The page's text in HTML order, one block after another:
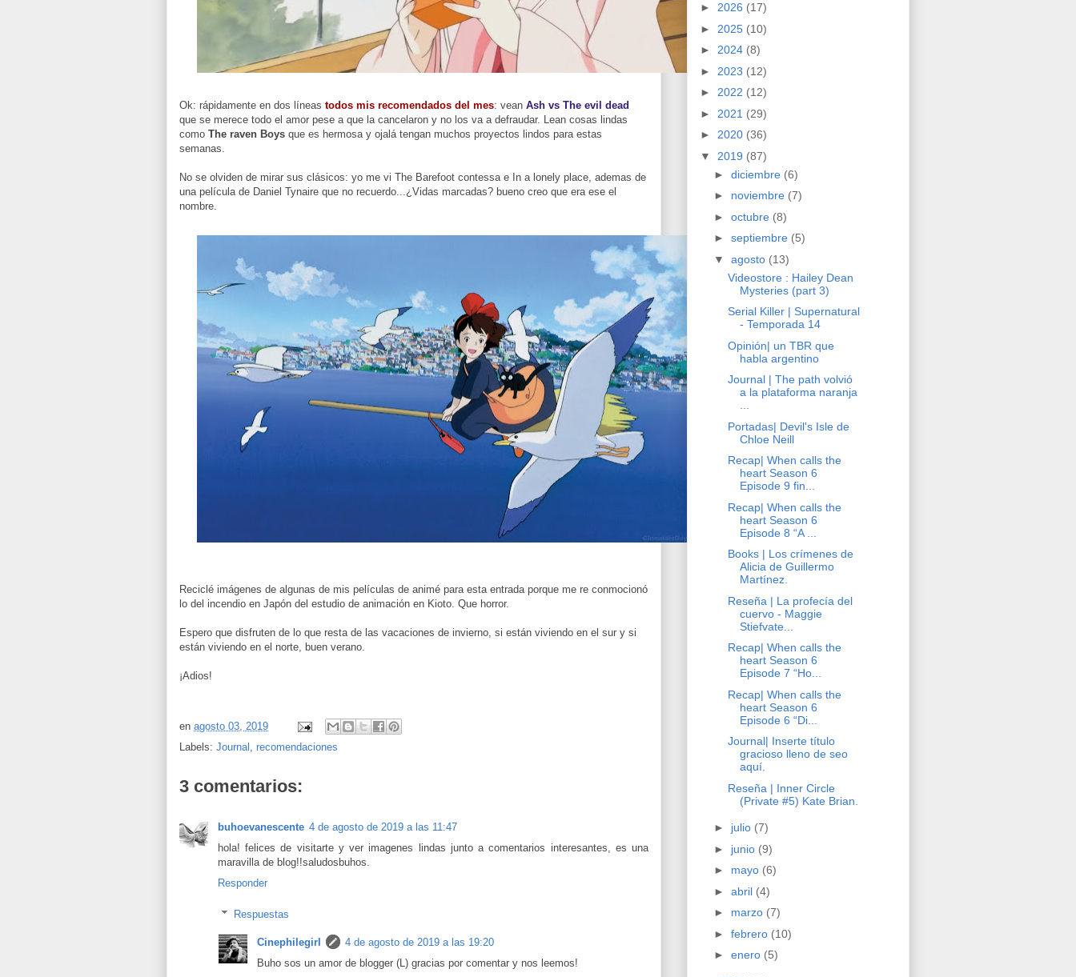
Ok: rápidamente en dos líneas todos mis recomendados del mes: vean Ash vs The evil dead
que se merece todo el amor pese a que la cancelaron y no los va a defraudar. Lean cosas lindas
como The raven Boys que es hermosa y ojalá tengan muchos proyectos lindos para estas
semanas.
No se olviden de mirar sus clásicos: yo me vi The Barefoot contessa e In a lonely place, ademas de
una película de Daniel Tynaire que no recuerdo...¿Vidas marcadas? bueno creo que era ese el
nombre.
Reciclé imágenes de algunas de mis películas de animé para esta entrada porque me re conmocionó
lo del incendio en Japón del estudio de animación en Kioto. Que horror.
Espero que disfruten de lo que resta de las vacaciones de invierno, si están viviendo en el sur y si
están viviendo en el norte, buen verano.
¡Adios!
en agosto 03, 2019
Labels: Journal , recomendaciones
3 comentarios:
buhoevanescente 4 de agosto de 2019 a las 11:47
hola! felices de visitarte y ver imagenes lindas junto a comentarios interesantes, es una
maravilla de blog!!saludosbuhos.
Responder
Respuestas
Cinephilegirl
4 de agosto de 2019 a las 19:20
Buho sos un amor de blogger (L) gracias por comentar y nos leemos!
► 2026 (17)
► 2025 (10)
► 2024 (8)
► 2023 (12)
► 2022 (12)
► 2021 (29)
► 2020 (36)
▼ 2019 (87)
► diciembre (6)
► noviembre (7)
► octubre (8)
► septiembre (5)
▼ agosto (13)
Videostore : Hailey Dean
Mysteries (part 3)
Serial Killer | Supernatural
- Temporada 14
Opinión| un TBR que
habla argentino
Journal | The path volvió
a la plataforma naranja
Portadas| Devil's Isle de
Chloe Neill
Recap| When calls the
heart Season 6
Episode 9 fin...
Recap| When calls the
heart Season 6
Episode 8 “A ...
Books | Los crímenes de
Alicia de Guillermo
Martínez.
Reseña | La profecía del
cuervo - Maggie
Stiefvate...
Recap| When calls the
heart Season 6
Episode 7 “Ho...
Recap| When calls the
heart Season 6
Episode 6 “Di...
Journal| Inserte título
gracioso lleno de seo
aquí.
Reseña | Inner Circle
(Private #5) Kate Brian.
► julio (7)
► junio (9)
► mayo (6)
► abril (4)
► marzo (7)
► febrero (10)
► enero (5)